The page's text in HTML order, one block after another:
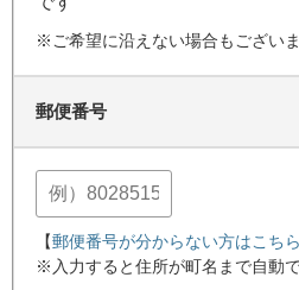
※ご希望に沿えない場合もござい
郵便番号
【郵便番号が分からない方はこちら
※入力すると住所が町名まで自動